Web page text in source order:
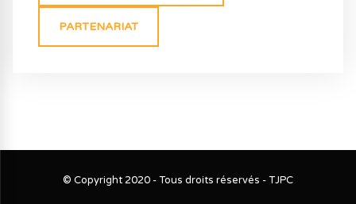
PARTENARIAT
© Copyright 2020 - Tous droits réservés - TJPC